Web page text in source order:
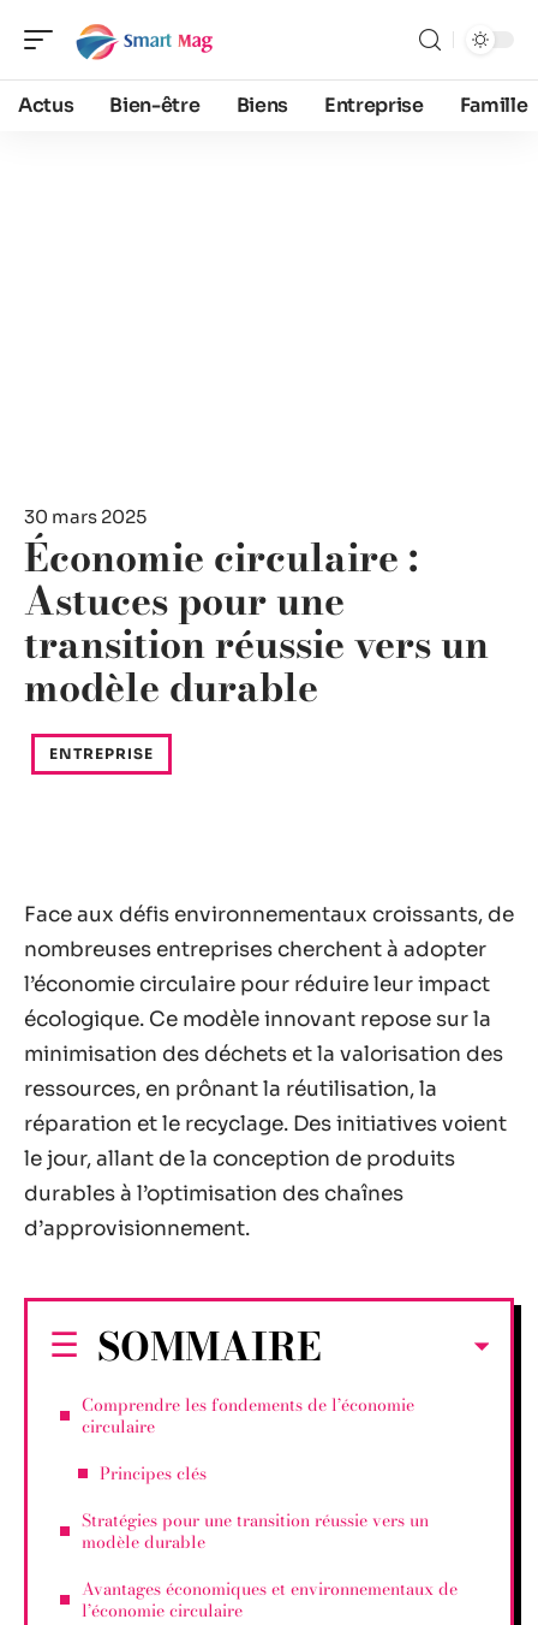
Actus Bien-être Biens Entreprise Famille
30 mars 2025
Économie circulaire :
Astuces pour une
transition réussie vers un
modèle durable
ENTREPRISE
Face aux défis environnementaux croissants, de
nombreuses entreprises cherchent à adopter
l’économie circulaire pour réduire leur impact
écologique. Ce modèle innovant repose sur la
minimisation des déchets et la valorisation des
ressources, en prônant la réutilisation, la
réparation et le recyclage. Des initiatives voient
le jour, allant de la conception de produits
durables à l’optimisation des chaînes
d’approvisionnement.
SOMMAIRE
Comprendre les fondements de l’économie
circulaire
Principes clés
Stratégies pour une transition réussie vers un
modèle durable
Avantages économiques et environnementaux de
l’économie circulaire